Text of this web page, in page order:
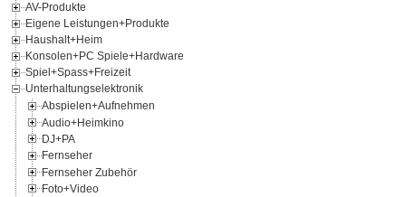
AV-Produkte
Eigene Leistungen+Produkte
Haushalt+Heim
Konsolen+PC Spiele+Hardware
Spiel+Spass+Freizeit
Unterhaltungselektronik
Abspielen+Aufnehmen
Audio+Heimkino
DJ+PA
Fernseher
Fernseher Zubehör
Foto+Video